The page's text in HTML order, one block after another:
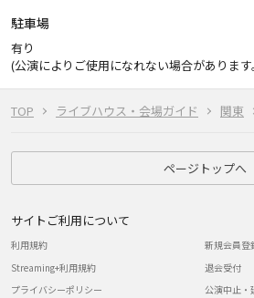
TOP ライブハウス・会場ガイド 関東
駐車場
有り
(公演によりご使用になれない場合がありま
ページトップへ
サイトご利用について
利用規約
Streaming+利用規約
プライバシーポリシー
新規会員登
退会受付
公演中止・